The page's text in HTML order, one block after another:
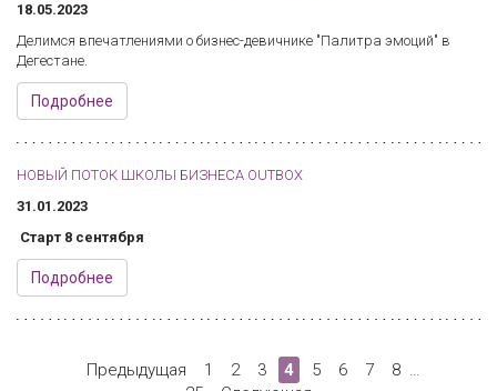
18.05.2023
Делимся впечатлениями о бизнес-девичнике "Палитра эмоций" в
Дегестане.
Подробнее
НОВЫЙ ПОТОК ШКОЛЫ БИЗНЕСА OUTBOX
31.01.2023
Старт 8 сентября
Подробнее
Предыдущая 1 2 3 4 5 6 7 8 …